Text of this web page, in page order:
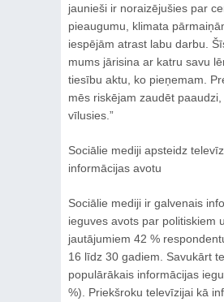
jaunieši ir noraizējušies par
pieaugumu, klimata
iespējām atrast labu darbu.
mums jārisina ar katru savu
tiesību aktu, ko pieņemam.
mēs riskējam zaudēt
vīlusies.”
Sociālie mediji apsteidz
informācijas avotu
Sociālie mediji ir galvenais
ieguves avots par politiskiem
jautājumiem 42 %
16 līdz 30 gadiem. Savukārt
populārākais informācijas
%). Priekšroku televīzijai kā